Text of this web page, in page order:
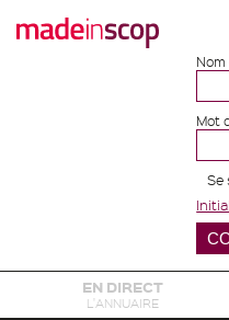
Mot
Se
EN DIRECT
L'ANNUAIRE